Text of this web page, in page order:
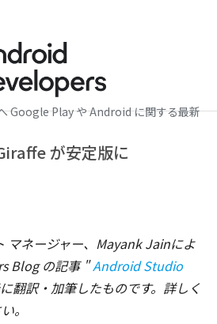
Google Play や Android に関する最新
が安定版に
マネージャー、Mayank Jainによ
Blog の記事 "Android Studio
翻訳・加筆したものです。詳しく
。